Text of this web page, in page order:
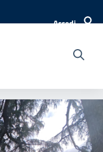
Accedi